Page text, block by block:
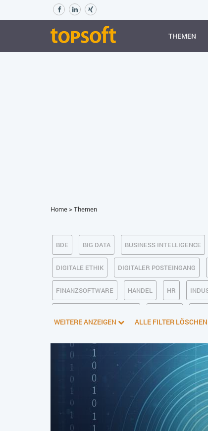
THEMEN
Home>Themen
BDE BIG DATA BUSINESS INTELLIGENCE
DIGITALE ETHIK DIGITALER POSTEINGANG
FINANZSOFTWARE HANDEL HR
SOFTWAREENTWICKLUNG SWONET
WEBDESIGN
WEITERE ANZEIGEN ALLE FILTER LÖSCHEN